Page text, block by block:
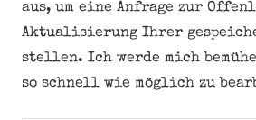
aus, um eine Anfrage zur
Aktualisierung Ihrer
stellen. Ich werde mich
so schnell wie möglich zu